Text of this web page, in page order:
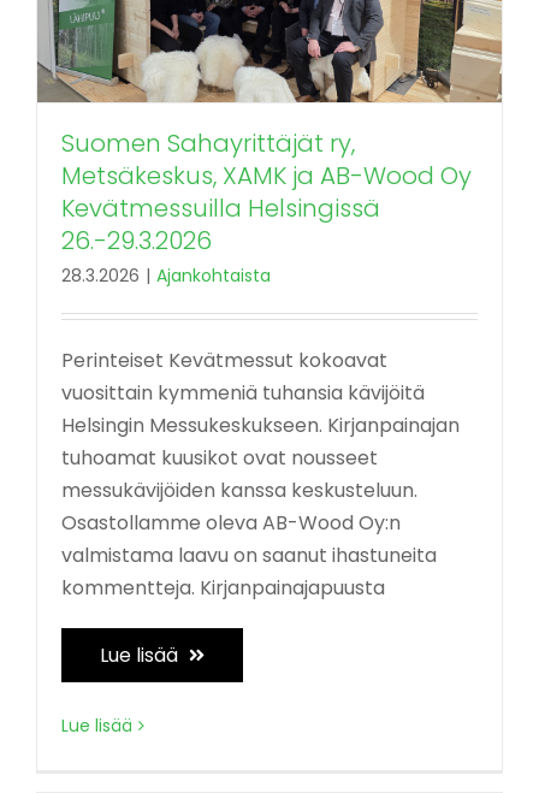
Suomen Sahayrittäjät ry,
Metsäkeskus, XAMK ja AB-Wood Oy
Kevätmessuilla Helsingissä
26.-29.3.2026
28.3.2026 | Ajankohtaista
Perinteiset Kevätmessut kokoavat
vuosittain kymmeniä tuhansia kävijöitä
Helsingin Messukeskukseen. Kirjanpainajan
tuhoamat kuusikot ovat nousseet
messukävijöiden kanssa keskusteluun.
Osastollamme oleva AB-Wood Oy:n
valmistama laavu on saanut ihastuneita
kommentteja. Kirjanpainajapuusta
Lue lisää
Lue lisää